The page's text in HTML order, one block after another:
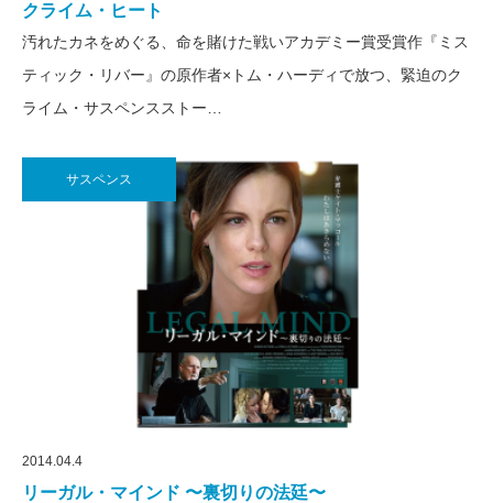
クライム・ヒート
汚れたカネをめぐる、命を賭けた戦いアカデミー賞受賞作『ミス
ティック・リバー』の原作者×トム・ハーディで放つ、緊迫のク
ライム・サスペンスストー…
サスペンス
2014.04.4
リーガル・マインド 〜裏切りの法廷〜